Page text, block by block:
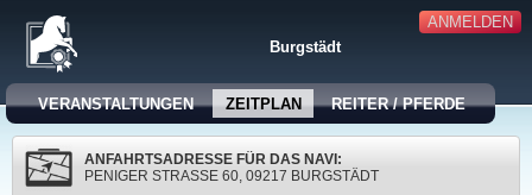
ANMELDEN
Burgstädt
VERANSTALTUNGEN ZEITPLAN REITER / PFERDE
ANFAHRTSADRESSE FÜR DAS NAVI:
PENIGER STRASSE 60, 09217 BURGSTÄDT